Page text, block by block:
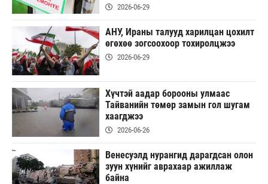
2026-06-29
АНУ, Ираны талууд харилцан цохилт
өгөхөө зогсоохоор тохиролцжээ
2026-06-29
Хүчтэй аадар борооны улмаас
Тайванийн төмөр замын гол шугам
хаагджээ
2026-06-26
Венесуэлд нурангид дарагдсан олон
зуун хүнийг аврахаар ажиллаж
байна